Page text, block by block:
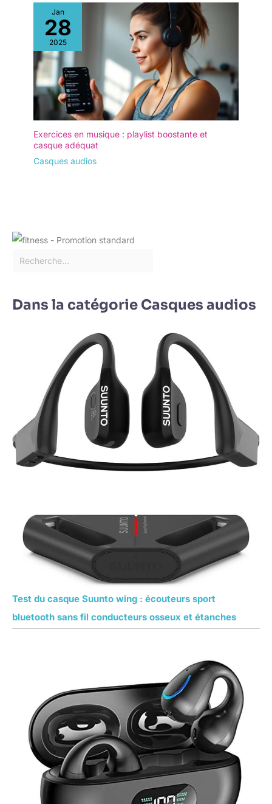
Jan
28
2025
Exercices en musique : playlist boostante et
casque adéquat
Casques audios
Dans la catégorie Casques audios
Test du casque Suunto wing : écouteurs sport
bluetooth sans fil conducteurs osseux et étanches